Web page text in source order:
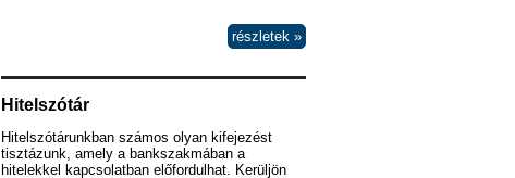
részletek »
Hitelszótár
Hitelszótárunkban számos olyan kifejezést
tisztázunk, amely a bankszakmában a
hitelekkel kapcsolatban előfordulhat. Kerüljön